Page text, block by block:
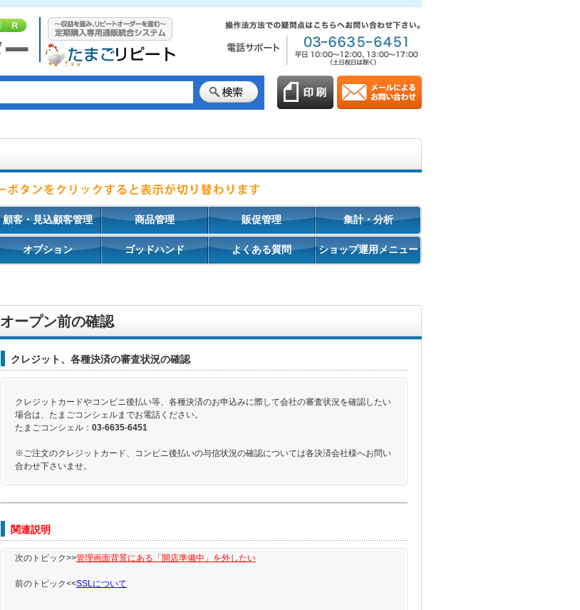
顧客・見込顧客管理 商品管理 販促管理 集計・分析
オプション ゴッドハンド よくある質問 ショップ運用メニュー
オープン前の確認
クレジット、各種決済の審査状況の確認
クレジットカードやコンビニ後払い等、各種決済のお申込みに際して会社の審査状況を確認したい
場合は、たまごコンシェルまでお電話ください。
たまごコンシェル： 03-6635-6451
※ご注文のクレジットカード、コンビニ後払いの与信状況の確認については各決済会社様へお問い
合わせ下さいませ。
関連説明
次のトピック>>管理画面背景にある「開店準備中」を外したい
前のトピック<<SSLについて